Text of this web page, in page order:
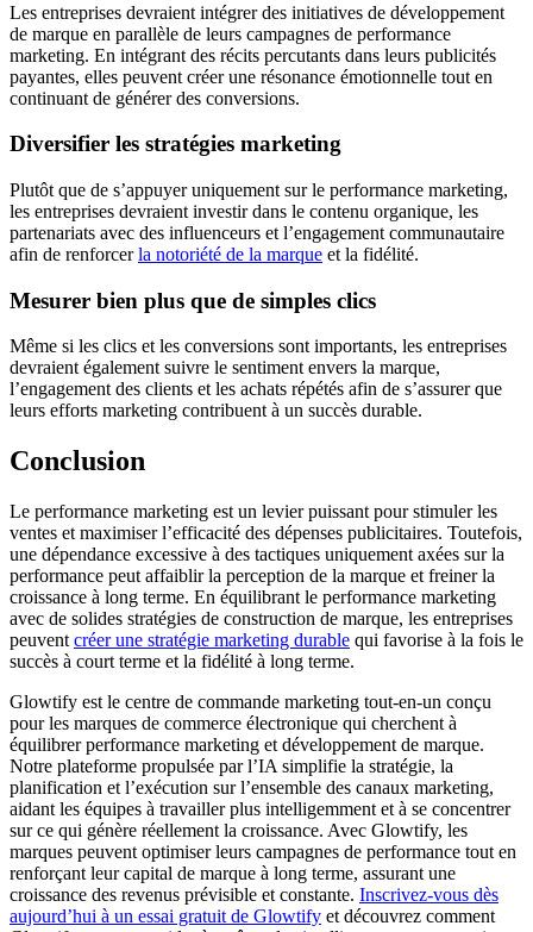
Les entreprises devraient intégrer des initiatives de développement
de marque en parallèle de leurs campagnes de performance
marketing. En intégrant des récits percutants dans leurs publicités
payantes, elles peuvent créer une résonance émotionnelle tout en
continuant de générer des conversions.
Diversifier les stratégies marketing
Plutôt que de s’appuyer uniquement sur le performance marketing,
les entreprises devraient investir dans le contenu organique, les
partenariats avec des influenceurs et l’engagement communautaire
afin de renforcerla notoriété de la marque et la fidélité.
Mesurer bien plus que de simples clics
Même si les clics et les conversions sont importants, les entreprises
devraient également suivre le sentiment envers la marque,
l’engagement des clients et les achats répétés afin de s’assurer que
leurs efforts marketing contribuent à un succès durable.
Conclusion
Le performance marketing est un levier puissant pour stimuler les
ventes et maximiser l’efficacité des dépenses publicitaires. Toutefois,
une dépendance excessive à des tactiques uniquement axées sur la
performance peut affaiblir la perception de la marque et freiner la
croissance à long terme. En équilibrant le performance marketing
avec de solides stratégies de construction de marque, les entreprises
peuvent créer une stratégie marketing durable qui favorise à la fois le
succès à court terme et la fidélité à long terme.
Glowtify est le centre de commande marketing tout-en-un conçu
pour les marques de commerce électronique qui cherchent à
équilibrer performance marketing et développement de marque.
Notre plateforme propulsée par l’IA simplifie la stratégie, la
planification et l’exécution sur l’ensemble des canaux marketing,
aidant les équipes à travailler plus intelligemment et à se concentrer
sur ce qui génère réellement la croissance. Avec Glowtify, les
marques peuvent optimiser leurs campagnes de performance tout en
renforçant leur capital de marque à long terme, assurant une
croissance des revenus prévisible et constante. Inscrivez-vous dès
aujourd’hui à un essai gratuit de Glowtify et découvrez comment